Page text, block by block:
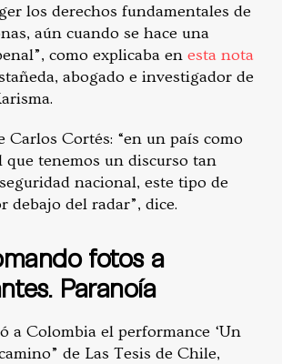
los derechos fundamentales de
aún cuando se hace una
como explicaba en esta nota
abogado e investigador de
Carlos Cortés: “en un país como
que tenemos un discurso tan
nacional, este tipo de
debajo del radar”, dice.
fotos a
Paranoía
a Colombia el performance ‘Un
de Las Tesis de Chile,